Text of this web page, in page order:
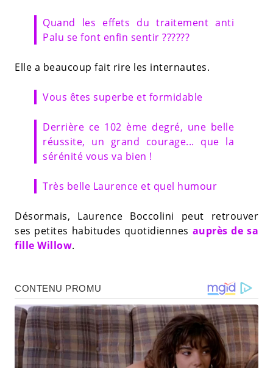
Quand les effets du traitement anti
Palu se font enfin sentir ??????
Elle a beaucoup fait rire les internautes.
Vous êtes superbe et formidable
Derrière ce 102 ème degré, une belle
réussite, un grand courage... que la
sérénité vous va bien !
Très belle Laurence et quel humour
Désormais, Laurence Boccolini peut retrouver
ses petites habitudes quotidiennes auprès de sa
fille Willow.